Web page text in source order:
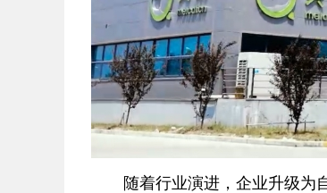
随着行业演进，企业升级为